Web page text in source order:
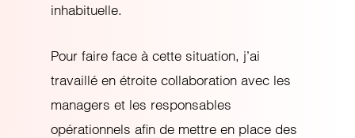
inhabituelle.
Pour faire face à cette situation, j’ai
travaillé en étroite collaboration avec les
managers et les responsables
opérationnels afin de mettre en place des